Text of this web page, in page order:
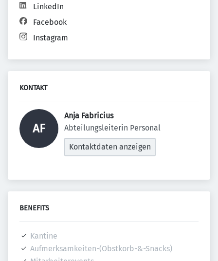
LinkedIn
Facebook
Instagram
KONTAKT
AF
Anja Fabricius
Abteilungsleiterin Personal
Kontaktdaten anzeigen
BENEFITS
Kantine
Aufmerksamkeiten-(Obstkorb-&-Snacks)